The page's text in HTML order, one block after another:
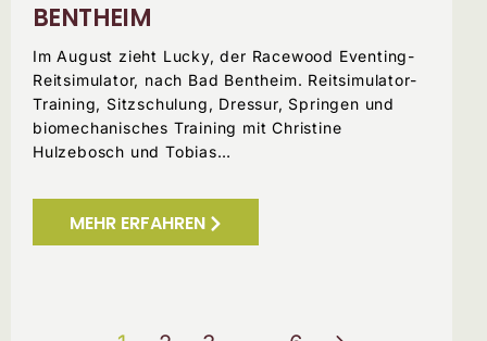
BENTHEIM
Im August zieht Lucky, der Racewood Eventing-
Reitsimulator, nach Bad Bentheim. Reitsimulator-
Training, Sitzschulung, Dressur, Springen und
biomechanisches Training mit Christine
Hulzebosch und Tobias…
MEHR ERFAHREN